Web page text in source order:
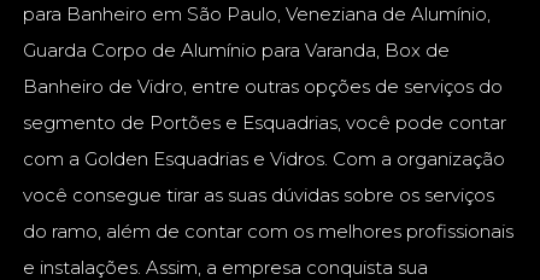
para Banheiro em São Paulo, Veneziana de Alumínio,
Guarda Corpo de Alumínio para Varanda, Box de
Banheiro de Vidro, entre outras opções de serviços do
segmento de Portões e Esquadrias, você pode contar
com a Golden Esquadrias e Vidros. Com a organização
você consegue tirar as suas dúvidas sobre os serviços
do ramo, além de contar com os melhores profissionais
e instalações. Assim, a empresa conquista sua